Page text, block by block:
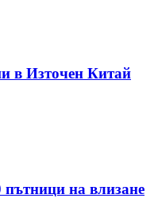
в Източен Китай
на влизане